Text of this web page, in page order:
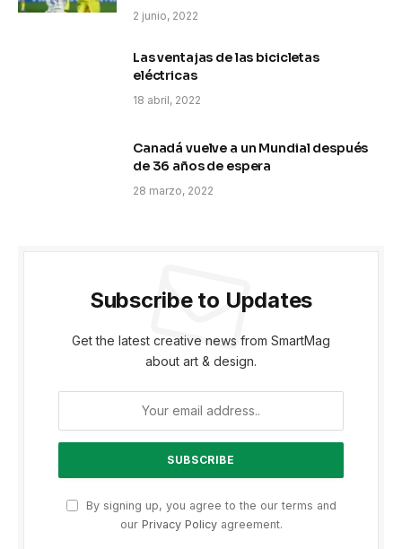
2 junio, 2022
Las ventajas de las bicicletas
eléctricas
18 abril, 2022
Canadá vuelve a un Mundial después
de 36 años de espera
28 marzo, 2022
Subscribe to Updates
Get the latest creative news from SmartMag
about art & design.
By signing up, you agree to the our terms and
our Privacy Policyagreement.